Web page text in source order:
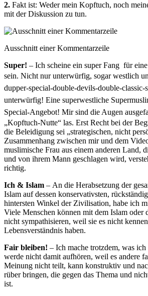
2. Fakt ist: Weder mein Kopftuch, noch
mit der Diskussion zu tun.
Ausschnitt einer Kommentarzeile
Super! – Ich scheine ein super Fang für
sein. Nicht nur unterwürfig, sogar westlich
dupper-special-double-devils-double-classic-
unterwürfig! Eine superwestliche
Special-Angebot! Mir sind die Augen
„Kopftuch-Nutte“ las. Erst Recht bei der
die Beleidigung sei „strategischen, nicht
Zusammenhang zwischen mir und dem
muslimische Frau aus einem anderen Land,
und von ihrem Mann geschlagen wird,
richtig.
Ich & Islam – An die Herabsetzung der
Islam auf dessen konservativsten,
hintersten Winkel der Zivilisation, habe ich
Viele Menschen können mit dem Islam oder
nicht sympathisieren, weil sie es nicht
Lebensverständnis haben.
Fair bleiben! – Ich mache trotzdem, was
werde nicht damit aufhören, weil es andere
Meinung nicht teilt, kann konstruktiv und
rüber bringen, die gegen das Thema und
ist.